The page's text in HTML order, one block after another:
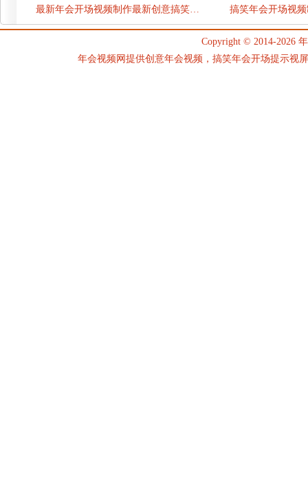
最新年会开场视频制作最新创意搞笑… 搞笑年会开场视
Copyright © 2014-2026
年会视频网提供创意年会视频，搞笑年会开场提示视